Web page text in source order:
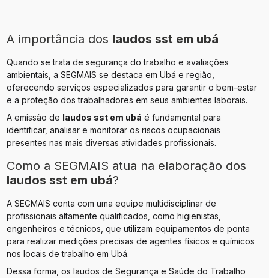
A importância dos laudos sst​ em ubá
Quando se trata de segurança do trabalho e avaliações
ambientais, a SEGMAIS se destaca em Ubá e região,
oferecendo serviços especializados para garantir o bem-estar
e a proteção dos trabalhadores em seus ambientes laborais.
A emissão de laudos sst​ em ubá é fundamental para
identificar, analisar e monitorar os riscos ocupacionais
presentes nas mais diversas atividades profissionais.
Como a SEGMAIS atua na elaboração dos
laudos sst​ em ubá?
A SEGMAIS conta com uma equipe multidisciplinar de
profissionais altamente qualificados, como higienistas,
engenheiros e técnicos, que utilizam equipamentos de ponta
para realizar medições precisas de agentes físicos e químicos
nos locais de trabalho em Ubá.
Dessa forma, os laudos de Segurança e Saúde do Trabalho